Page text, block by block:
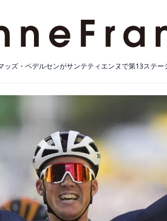
ッズ・ペデルセンがサンテティエンヌで第13ステー